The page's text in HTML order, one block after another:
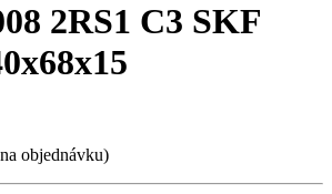
2RS1 C3 SKF
objednávku)